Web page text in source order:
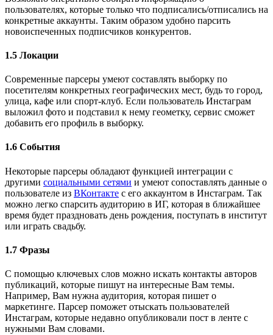
пользователях, которые только что подписались/отписались на
конкретные аккаунты. Таким образом удобно парсить
новоиспеченных подписчиков конкурентов.
1.5 Локации
Современные парсеры умеют составлять выборку по
посетителям конкретных географических мест, будь то город,
улица, кафе или спорт-клуб. Если пользователь Инстаграм
выложил фото и подставил к нему геометку, сервис сможет
добавить его профиль в выборку.
1.6 События
Некоторые парсеры обладают функцией интеграции с
другими социальными сетями и умеют сопоставлять данные о
пользователе из ВКонтакте с его аккаунтом в Инстаграм. Так
можно легко спарсить аудиторию в ИГ, которая в ближайшее
время будет праздновать день рождения, поступать в институт
или играть свадьбу.
1.7 Фразы
С помощью ключевых слов можно искать контакты авторов
публикаций, которые пишут на интересные Вам темы.
Например, Вам нужна аудитория, которая пишет о
маркетинге. Парсер поможет отыскать пользователей
Инстаграм, которые недавно опубликовали пост в ленте с
нужными Вам словами.